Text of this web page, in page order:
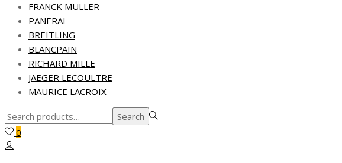
FRANCK MULLER
PANERAI
BREITLING
BLANCPAIN
RICHARD MILLE
JAEGER LECOULTRE
MAURICE LACROIX
Search
for:>
Search
0